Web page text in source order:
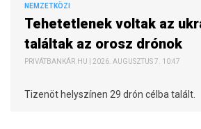
NEMZETKÖZI
Tehetetlenek voltak az
találtak az orosz drónok
PRIVÁTBANKÁR.HU | 2026. AUGUSZTUS 7. 10:47
Tizenöt helyszínen 29 drón célba talált.